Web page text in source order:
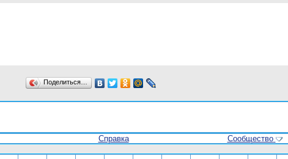
Поделиться…
Справка Сообщество